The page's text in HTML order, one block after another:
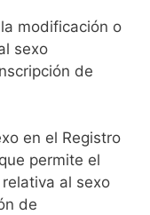
modificación o
sexo
de
en el Registro
permite el
al sexo
de